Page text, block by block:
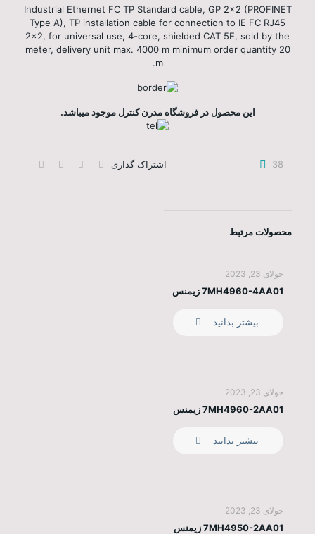
Industrial Ethernet FC TP Standard cable, GP 2x2 (PROFINET
Type A), TP installation cable for connection to IE FC RJ45
2x2, for universal use, 4-core, shielded CAT 5E, sold by the
meter, delivery unit max. 4000 m minimum order quantity 20
m.
این محصول در فروشگاه مدرن کنترل موجود میباشد.
اشتراک گذاری 38
محصولات مرتبط
جولای 23, 2023
7MH4960-4AA01 زیمنس
بیشتر بدانید
جولای 23, 2023
7MH4960-2AA01 زیمنس
بیشتر بدانید
جولای 23, 2023
7MH4950-2AA01 زیمنس